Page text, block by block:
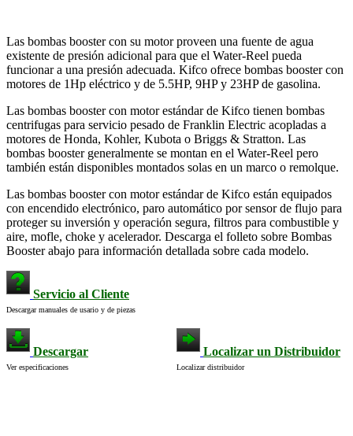
Las bombas booster con su motor proveen una fuente de agua
existente de presión adicional para que el Water-Reel pueda
funcionar a una presión adecuada. Kifco ofrece bombas booster con
motores de 1Hp eléctrico y de 5.5HP, 9HP y 23HP de gasolina.
Las bombas booster con motor estándar de Kifco tienen bombas
centrifugas para servicio pesado de Franklin Electric acopladas a
motores de Honda, Kohler, Kubota o Briggs & Stratton. Las
bombas booster generalmente se montan en el Water-Reel pero
también están disponibles montados solas en un marco o remolque.
Las bombas booster con motor estándar de Kifco están equipados
con encendido electrónico, paro automático por sensor de flujo para
proteger su inversión y operación segura, filtros para combustible y
aire, mofle, choke y acelerador. Descarga el folleto sobre Bombas
Booster abajo para información detallada sobre cada modelo.
Servicio al Cliente
Descargar manuales de usario y de piezas
Descargar
Ver especificaciones
Localizar un Distribuidor
Localizar distribuidor